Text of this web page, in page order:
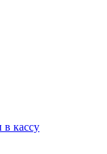
в кассу